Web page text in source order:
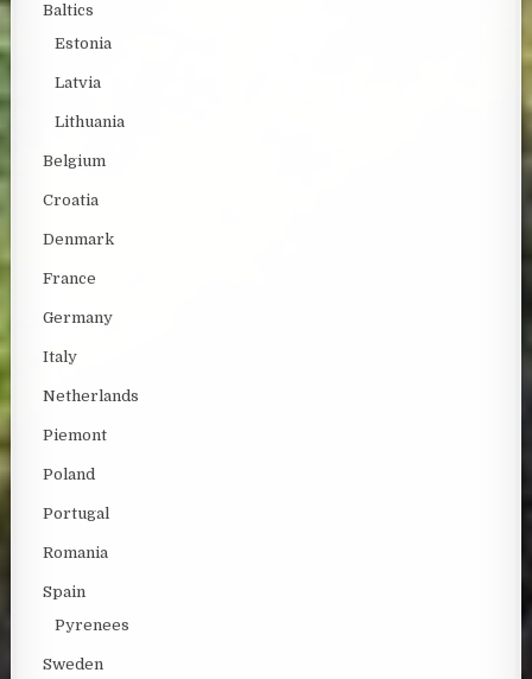
Baltics
Estonia
Latvia
Lithuania
Belgium
Croatia
Denmark
France
Germany
Italy
Netherlands
Piemont
Poland
Portugal
Romania
Spain
Pyrenees
Sweden